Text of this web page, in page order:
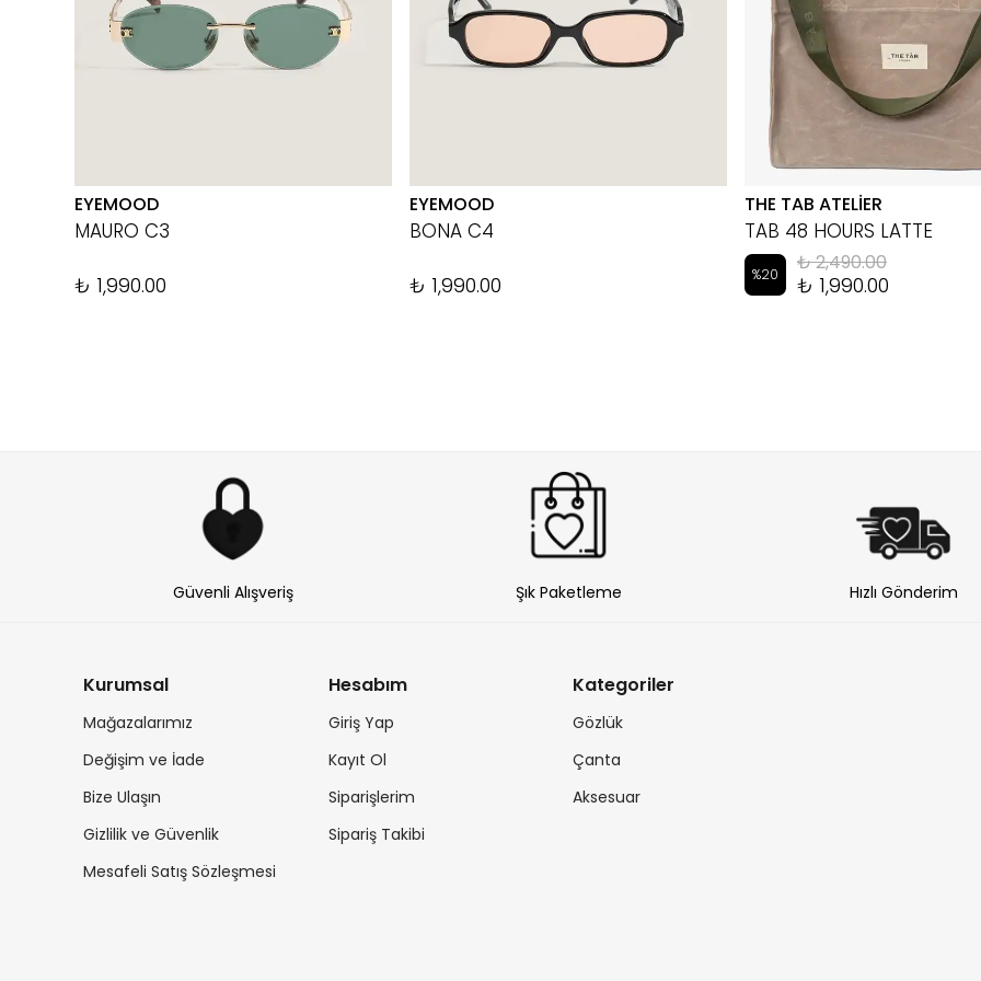
EYEMOOD
MAURO C3
₺ 1,990.00
EYEMOOD
BONA C4
₺ 1,990.00
THE TAB ATELİER
TAB 48 HOURS LATTE
%20 ₺ 2,490.00
₺ 1,990.00
Güvenli Alışveriş Şık Paketleme Hızlı Gönderim
Kurumsal
Mağazalarımız
Değişim ve İade
Bize Ulaşın
Gizlilik ve Güvenlik
Mesafeli Satış Sözleşmesi
Hesabım
Giriş Yap
Kayıt Ol
Siparişlerim
Sipariş Takibi
Kategoriler
Gözlük
Çanta
Aksesuar